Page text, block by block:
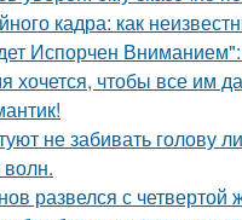
кадра: как
Испорчен
хочется, чтобы все им
не забивать
волн.
развелся с